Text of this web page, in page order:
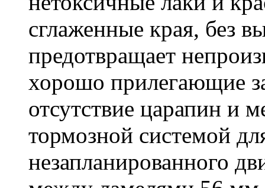
сглаженные края, без
предотвращает
хорошо прилегающие
отсутствие царапин и
тормозной системой
незапланированного